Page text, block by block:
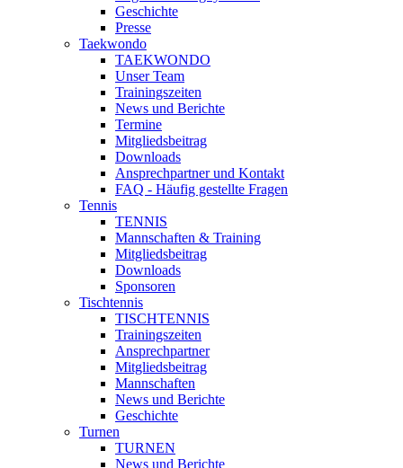
Geschichte
Presse
Taekwondo
TAEKWONDO
Unser Team
Trainingszeiten
News und Berichte
Termine
Mitgliedsbeitrag
Downloads
Ansprechpartner und Kontakt
FAQ - Häufig gestellte Fragen
Tennis
TENNIS
Mannschaften & Training
Mitgliedsbeitrag
Downloads
Sponsoren
Tischtennis
TISCHTENNIS
Trainingszeiten
Ansprechpartner
Mitgliedsbeitrag
Mannschaften
News und Berichte
Geschichte
Turnen
TURNEN
News und Berichte